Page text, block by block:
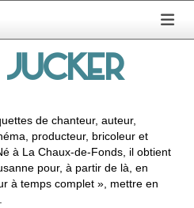
de chanteur, auteur,
producteur, bricoleur et
à La Chaux-de-Fonds, il obtient
pour, à partir de là, en
à temps complet », mettre en